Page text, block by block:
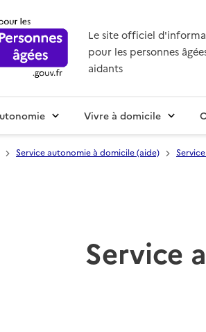
Le site officiel
pour les personnes
aidants
Vivre à domicile
Service autonomie à domicile (aide)
Service